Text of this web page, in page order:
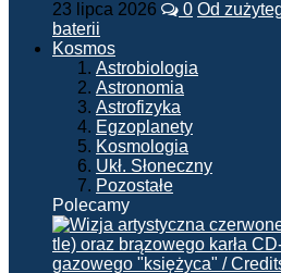
23 lipca 2026 0 Od
baterii
Kosmos
Astrobiologia
Astronomia
Astrofizyka
Egzoplanety
Kosmologia
Ukł. Słoneczny
Pozostałe
Polecamy